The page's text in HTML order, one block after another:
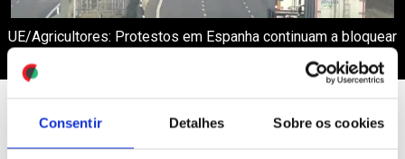
Consentir Detalhes Sobre os cookies
UE/Agricultores: Protestos em Espanha continuam a bloquear
Galeria de Vídeos